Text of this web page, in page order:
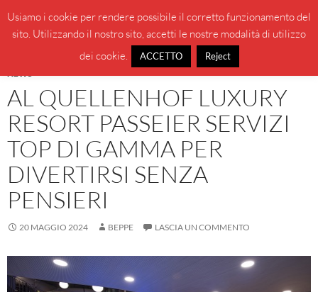
contenuto
BeppeBlog
MENU
NEWS
AL QUELLENHOF LUXURY
RESORT PASSEIER SERVIZI
TOP DI GAMMA PER
DIVERTIRSI SENZA
PENSIERI
20 MAGGIO 2024 BEPPE LASCIA UN COMMENTO
Usiamo i cookie per rendere possibile il corretto funzionamento del
sito. Utilizzando il nostro sito, accetti le nostre modalità di utilizzo
dei cookie.
ACCETTO Reject